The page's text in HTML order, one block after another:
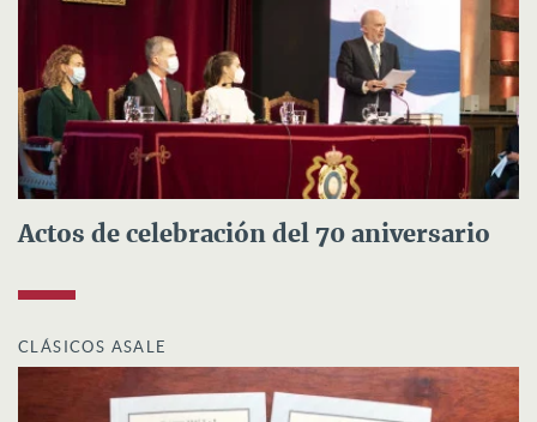
Actos de celebración del 70 aniversario
CLÁSICOS ASALE